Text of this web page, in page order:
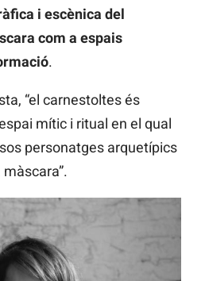
i escènica del
com a espais
.
“el carnestoltes és
mític i ritual en el qual
personatges arquetípics